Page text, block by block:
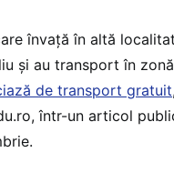
învață în altă
și au transport în
de transport gratuit
într-un articol